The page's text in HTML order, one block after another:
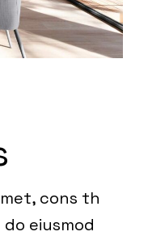
cons th
eiusmod